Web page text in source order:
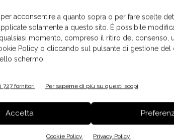
acconsentire a quanto sopra o per fare scelte
solamente a questo sito. È possibile
momento, compreso il ritiro del consenso,
Policy o cliccando sul pulsante di gestione del
schermo.
727 fornitori Per saperne di più su questi scopi
Accetta
Cookie Policy Privacy Policy